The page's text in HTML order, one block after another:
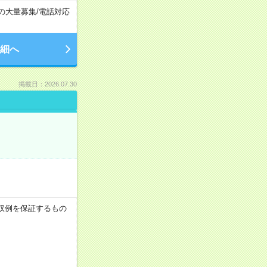
大量募集/電話対応
へ
掲載日：2026.07.30
を保証するもの